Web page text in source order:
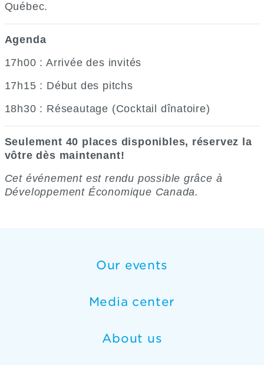
Québec.
Agenda
17h00 : Arrivée des invités
17h15 : Début des pitchs
18h30 : Réseautage (Cocktail dînatoire)
Seulement 40 places disponibles, réservez la
vôtre dès maintenant!
Cet événement est rendu possible grâce à
Développement Économique Canada.
Our events
Media center
About us